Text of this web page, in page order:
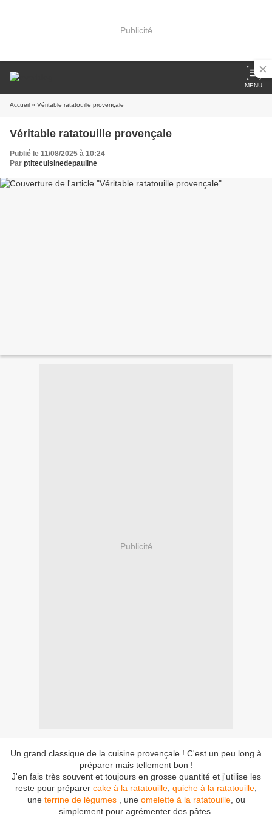
Publicité
MENU
Accueil » Véritable ratatouille provençale
Véritable ratatouille provençale
Publié le 11/08/2025 à 10:24
Par ptitecuisinedepauline
Publicité
Un grand classique de la cuisine provençale ! C'est un peu long à
préparer mais tellement bon !
J'en fais très souvent et toujours en grosse quantité et j'utilise les
reste pour préparer cake à la ratatouille quiche à la ratatouille
une terrine de légumes, une omelette à la ratatouille, ou
simplement pour agrémenter des pâtes.